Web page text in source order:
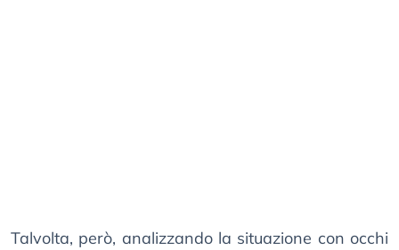
Talvolta, però, analizzando la situazione con occhi